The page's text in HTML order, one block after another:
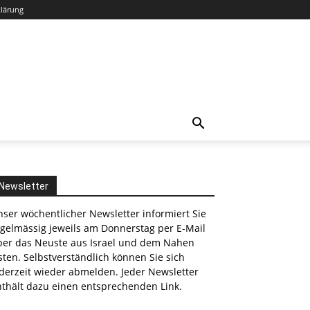
Newsletter
wöchentlicher Newsletter informiert Sie
jeweils am Donnerstag per E-Mail
das Neuste aus Israel und dem Nahen
Selbstverständlich können Sie sich
wieder abmelden. Jeder Newsletter
dazu einen entsprechenden Link.